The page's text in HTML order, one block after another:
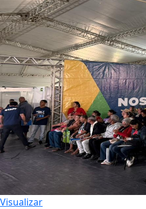
Visualizar